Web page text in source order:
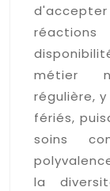
métier
régulière,
fériés,
soins
la